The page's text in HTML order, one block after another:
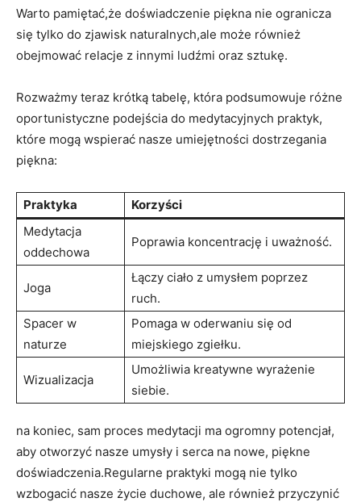
Warto pamiętać,że doświadczenie piękna nie ogranicza
się tylko do zjawisk naturalnych,ale może również
obejmować relacje z innymi ludźmi oraz sztukę.
Rozważmy teraz krótką tabelę, która podsumowuje różne
oportunistyczne podejścia do medytacyjnych praktyk,
które mogą wspierać nasze umiejętności dostrzegania
piękna:
Praktyka
Korzyści
Medytacja
oddechowa
Poprawia koncentrację i uważność.
Joga
Łączy ciało z umysłem poprzez
ruch.
Spacer w
naturze
Pomaga w oderwaniu się od
miejskiego zgiełku.
Wizualizacja
Umożliwia kreatywne wyrażenie
siebie.
na koniec, sam proces medytacji ma ogromny potencjał,
aby otworzyć nasze umysły i serca na nowe, piękne
doświadczenia.Regularne praktyki mogą nie tylko
wzbogacić nasze życie duchowe, ale również przyczynić